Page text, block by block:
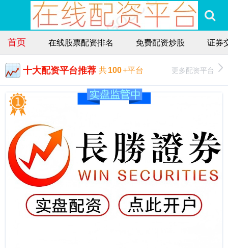
首页 在线股票配资排名 免费配资炒股 证券
十大配资平台推荐 共100+平台 更多配资平台